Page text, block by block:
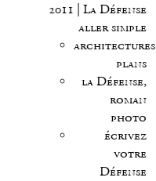
2011 | La Défense
aller simple
architectures,
plans
la Défense,
roman
photo
écrivez
votre
Défense